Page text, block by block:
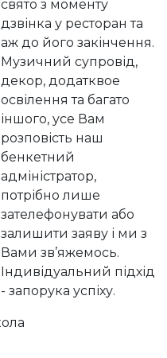
свято з моменту
дзвінка у ресторан та
аж до його закінчення.
Музичний супровід,
декор, додатквое
освілення та багато
іншого, усе Вам
розповість наш
бенкетний
адміністратор,
потрібно лише
зателефонувати або
залишити заяву і ми з
Вами зв’яжемось.
Індивідуальний підхід
- запорука успіху.